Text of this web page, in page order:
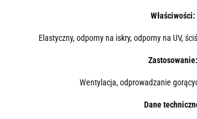
Właściwości:
Elastyczny, odporny na iskry, odporny na UV,
Zastosowanie:
Wentylacja, odprowadzanie
Dane